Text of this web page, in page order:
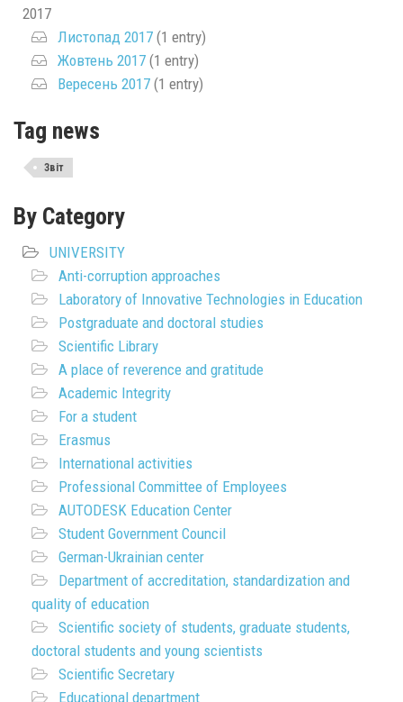
2017
Листопад 2017 (1 entry)
Жовтень 2017 (1 entry)
Вересень 2017 (1 entry)
Tag news
Звіт
By Category
UNIVERSITY
Anti-corruption approaches
Laboratory of Innovative Technologies in Education
Postgraduate and doctoral studies
Scientific Library
A place of reverence and gratitude
Academic Integrity
For a student
Erasmus
International activities
Professional Committee of Employees
AUTODESK Education Center
Student Government Council
German-Ukrainian center
Department of accreditation, standardization and
quality of education
Scientific society of students, graduate students,
doctoral students and young scientists
Scientific Secretary
Educational department